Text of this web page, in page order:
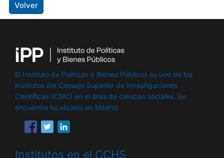
Volver
El Instituto de Políticas y Bienes Públicos es uno de los
institutos del Consejo Superior de Investigaciones
Científicas (CSIC) en el área de ciencias sociales. Se
encuentra localizado en Madrid.
Institutos en el CCHS